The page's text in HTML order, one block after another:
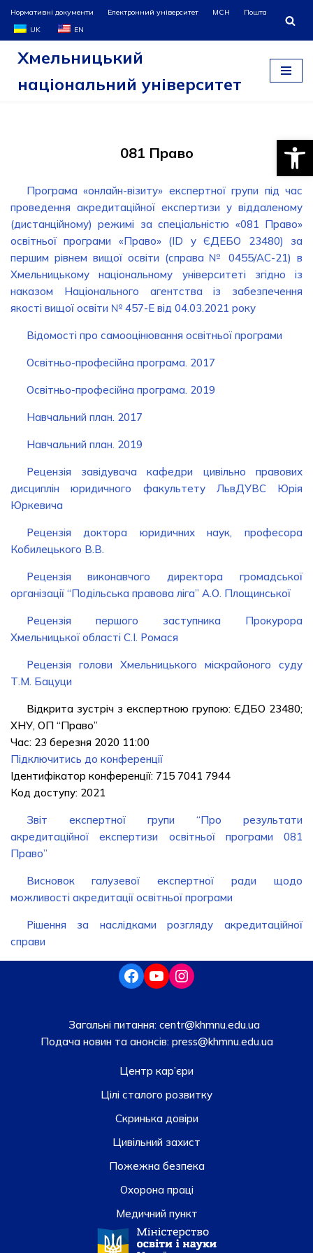
Перейти
до
Нормативні документи Електронний університет МСН
Пошта
UK
EN
Хмельницький
національний університет
081 Право
Програма «онлайн-візиту» експертної групи під час
проведення акредитаційної експертизи у віддаленому
(дистанційному) режимі за спеціальністю «081 Право»
освітньої програми «Право» (ID у ЄДЕБО 23480) за
першим рівнем вищої освіти (справа № 0455/АС-21) в
Хмельницькому національному університеті згідно із
наказом Національного агентства із забезпечення
якості вищої освіти № 457-E від 04.03.2021 року
Відомості про самооцінювання освітньої програми
Освітньо-професійна програма. 2017
Освітньо-професійна програма. 2019
Навчальний план. 2017
Навчальний план. 2019
Рецензія завiдувача кафедри цивiльно правових
дисциплiн юридичного факультету ЛьвДУВС Юрiя
Юркевича
Рецензія доктора юридичних наук, професора
Кобилецького В.В.
Рецензія виконавчого директора громадської
органiзацiї “Подiльська правова лiга” А.О. Площинської
Рецензія першого заступника Прокурора
Хмельницької областi С.I. Ромася
Рецензія голови Хмельницького мicкрайоного суду
Т.М. Бацуци
Відкрита зустріч з експертною групою: ЄДБО 23480;
ХНУ, ОП “Право”
Час: 23 березня 2020 11:00
Підключитись до конференції
Ідентифікатор конференції: 715 7041 7944
Код доступу: 2021
Звіт експертної групи “Про результати
акредитаційної експертизи освітньої програми 081
Право”
Висновок галузевої експертної ради щодо
можливості акредитації освітньої програми
Рішення за наслідками розгляду акредитаційної
справи
Загальні питання: centr@khmnu.edu.ua
Подача новин та анонсів:press@khmnu.edu.ua
Центр кар’єри
Цілі сталого розвитку
Скринька довiри
Цивільний захист
Пожежна безпека
Охорона праці
Медичний пункт